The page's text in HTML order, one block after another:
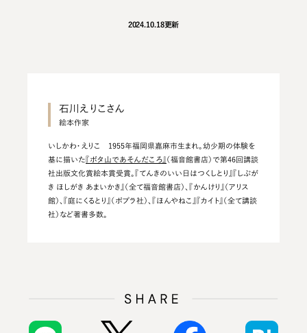
2024.10.18更新
石川えりこさん
いしかわ・えりこ 1955年福岡県嘉麻市生まれ。幼少期の体験を
基に描いた 『ボタ山であそんだころ』（福音館書店）で第46回講談
社出版文化賞絵本賞受賞。『てんきのいい日はつくしとり』『しぶが
き ほしがき あまいかき』（全て福音館書店）、『かんけり』（アリス
館）、『庭にくるとり』（ポプラ社）、『ほんやねこ』『カイト』（全て講談
社）など著書多数。